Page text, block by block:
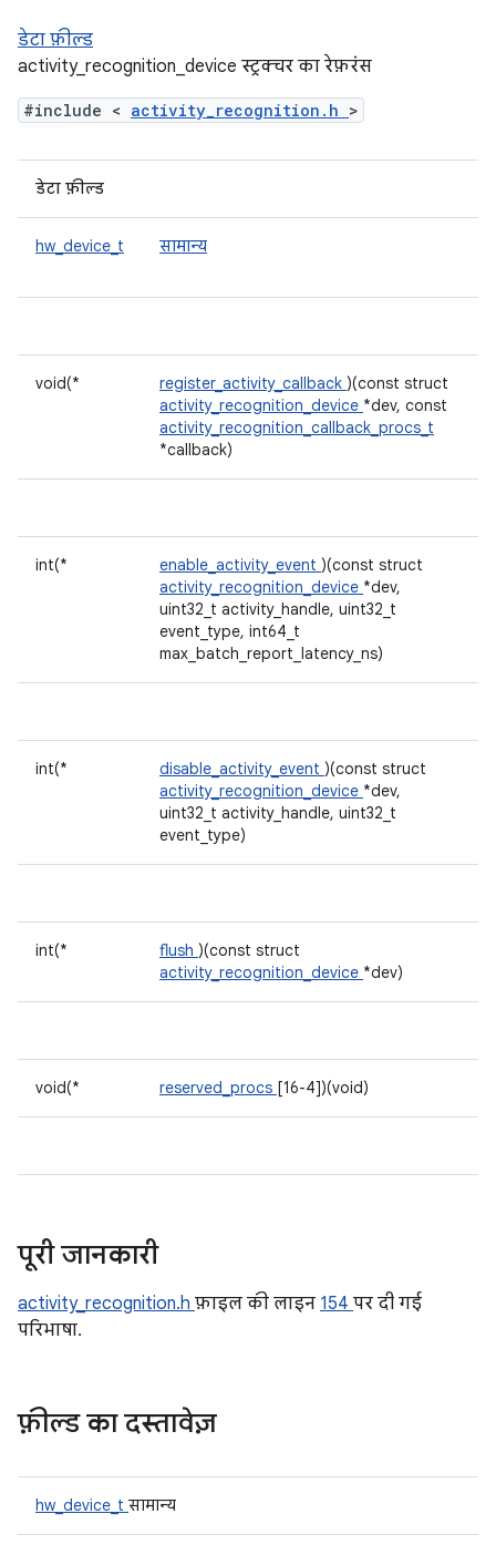
डेटा फ़ील्ड
activity_recognition_device स्ट्रक्चर का रेफ़रंस
#include < activity_recognition.h >
डेटा फ़ील्ड
hw_device_t सामान्य
void(* register_activity_callback )(const struct
activity_recognition_device *dev, const
activity_recognition_callback_procs_t
*callback)
int(* enable_activity_event )(const struct
activity_recognition_device *dev,
uint32_t activity_handle, uint32_t
event_type, int64_t
max_batch_report_latency_ns)
int(* disable_activity_event )(const struct
activity_recognition_device *dev,
uint32_t activity_handle, uint32_t
event_type)
int(* flush )(const struct
activity_recognition_device *dev)
void(* reserved_procs [16-4])(void)
पूरी जानकारी
activity_recognition.h फ़ाइल की लाइन 154 पर दी गई
परिभाषा.
फ़ील्ड का दस्तावेज़
hw_device_t सामान्य